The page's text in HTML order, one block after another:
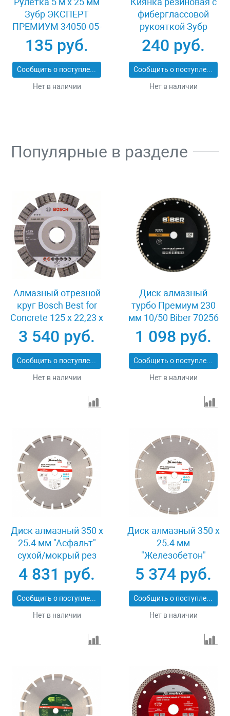
Зубр ЭКСПЕРТ
ПРЕМИУМ 34050-05-
25_z01
135 руб.
Сообщить о поступлении
Нет в наличии
фиберглассовой
рукояткой Зубр
ЭКСПЕРТ 2053-
60_z01
240 руб.
Сообщить о поступлении
Нет в наличии
Популярные в разделе
Алмазный отрезной
круг Bosch Best for
Concrete 125 x 22,23 x
2,2 x 12 mm
3 540 руб.
Сообщить о поступлении
Нет в наличии
Диск алмазный
турбо Премиум 230
мм 10/50 Biber 70256
1 098 руб.
Сообщить о поступлении
Нет в наличии
Диск алмазный 350 х
25.4 мм "Асфальт"
сухой/мокрый рез
Pro Matrix 731073
4 831 руб.
Сообщить о поступлении
Нет в наличии
Диск алмазный 350 х
25.4 мм
"Железобетон"
сухой/мокрый рез
Pro Matrix 731103
5 374 руб.
Сообщить о поступлении
Нет в наличии